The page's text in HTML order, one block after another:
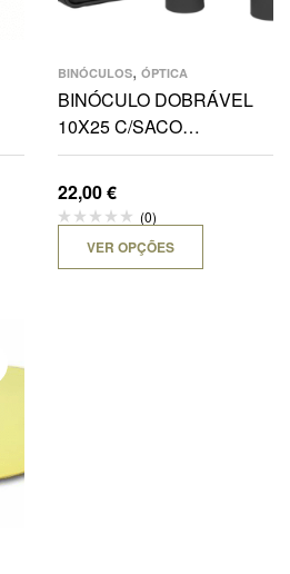
BINÓCULOS, ÓPTICA
BINÓCULO DOBRÁVEL
10X25 C/SACO
TRANSPORTE DE CINTO
22,00€
(0)
VER OPÇÕES